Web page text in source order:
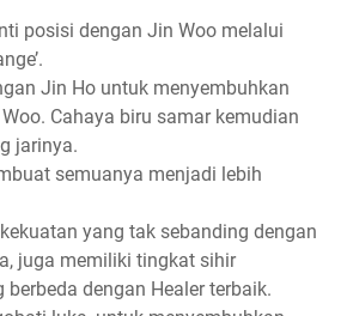
posisi dengan Jin Woo melalui
Jin Ho untuk menyembuhkan
Cahaya biru samar kemudian
jarinya.
semuanya menjadi lebih
kekuatan yang tak sebanding dengan
juga memiliki tingkat sihir
berbeda dengan Healer terbaik.